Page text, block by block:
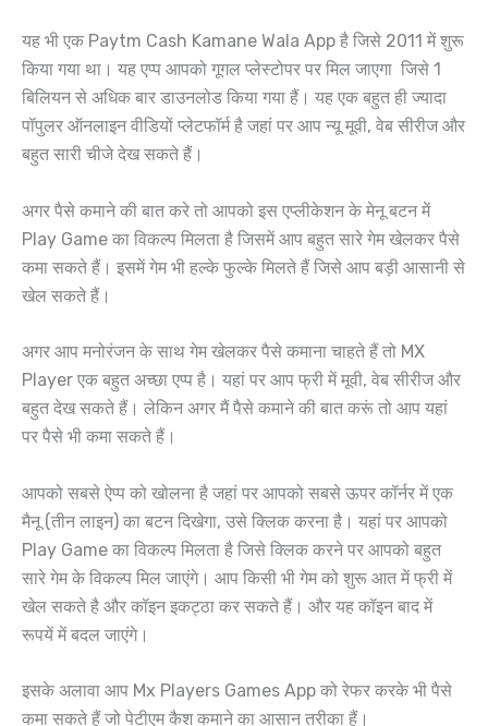
यह भी एक Paytm Cash Kamane Wala App है जिसे 2011 में शुरू
किया गया था। यह एप्प आपको गूगल प्लेस्टोपर पर मिल जाएगा जिसे 1
बिलियन से अधिक बार डाउनलोड किया गया हैं। यह एक बहुत ही ज्यादा
पॉपुलर ऑनलाइन वीडियों प्लेटफॉर्म है जहां पर आप न्यू मूवी, वेब सीरीज और
बहुत सारी चीजे देख सकते हैं।
अगर पैसे कमाने की बात करे तो आपको इस एप्लीकेशन के मेनू बटन में
Play Game का विकल्प मिलता है जिसमें आप बहुत सारे गेम खेलकर पैसे
कमा सकते हैं। इसमें गेम भी हल्के फुल्के मिलते हैं जिसे आप बड़ी आसानी से
खेल सकते हैं।
अगर आप मनोरंजन के साथ गेम खेलकर पैसे कमाना चाहते हैं तो MX
Player एक बहुत अच्छा एप्प है। यहां पर आप फ्री में मूवी, वेब सीरीज और
बहुत देख सकते हैं। लेकिन अगर मैं पैसे कमाने की बात करूं तो आप यहां
पर पैसे भी कमा सकते हैं।
आपको सबसे ऐप्प को खोलना है जहां पर आपको सबसे ऊपर कॉर्नर में एक
मैनू (तीन लाइन) का बटन दिखेगा, उसे क्लिक करना है। यहां पर आपको
Play Game का विकल्प मिलता है जिसे क्लिक करने पर आपको बहुत
सारे गेम के विकल्प मिल जाएंगे। आप किसी भी गेम को शुरू आत में फ्री में
खेल सकते है और कॉइन इकट्ठा कर सकते हैं। और यह कॉइन बाद में
रूपयें में बदल जाएंगे।
इसके अलावा आप Mx Players Games App को रेफर करके भी पैसे
कमा सकते हैं जो पेटीएम कैश कमाने का आसान तरीका हैं।